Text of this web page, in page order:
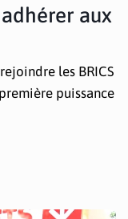
aux
les BRICS
puissance